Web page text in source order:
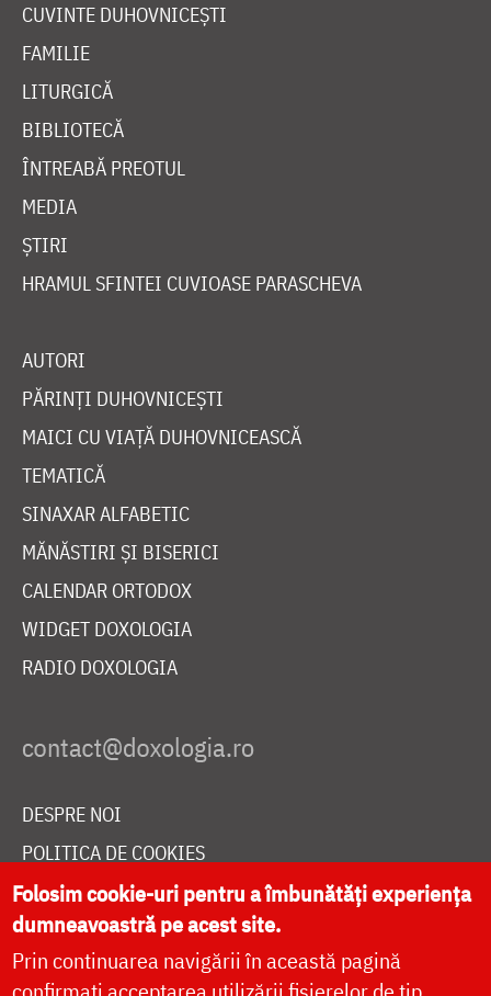
CUVINTE DUHOVNICEȘTI
FAMILIE
LITURGICĂ
BIBLIOTECĂ
ÎNTREABĂ PREOTUL
MEDIA
ȘTIRI
HRAMUL SFINTEI CUVIOASE PARASCHEVA
AUTORI
PĂRINȚI DUHOVNICEȘTI
MAICI CU VIAȚĂ DUHOVNICEASCĂ
TEMATICĂ
SINAXAR ALFABETIC
MĂNĂSTIRI ȘI BISERICI
CALENDAR ORTODOX
WIDGET DOXOLOGIA
RADIO DOXOLOGIA
DESPRE NOI
POLITICA DE COOKIES
DONEAZĂ ONLINE PENTRU CATEDRALA NAȚIONALĂ
LIVE
Folosim cookie-uri pentru a îmbunătăți experiența
dumneavoastră pe acest site.
Prin continuarea navigării în această pagină